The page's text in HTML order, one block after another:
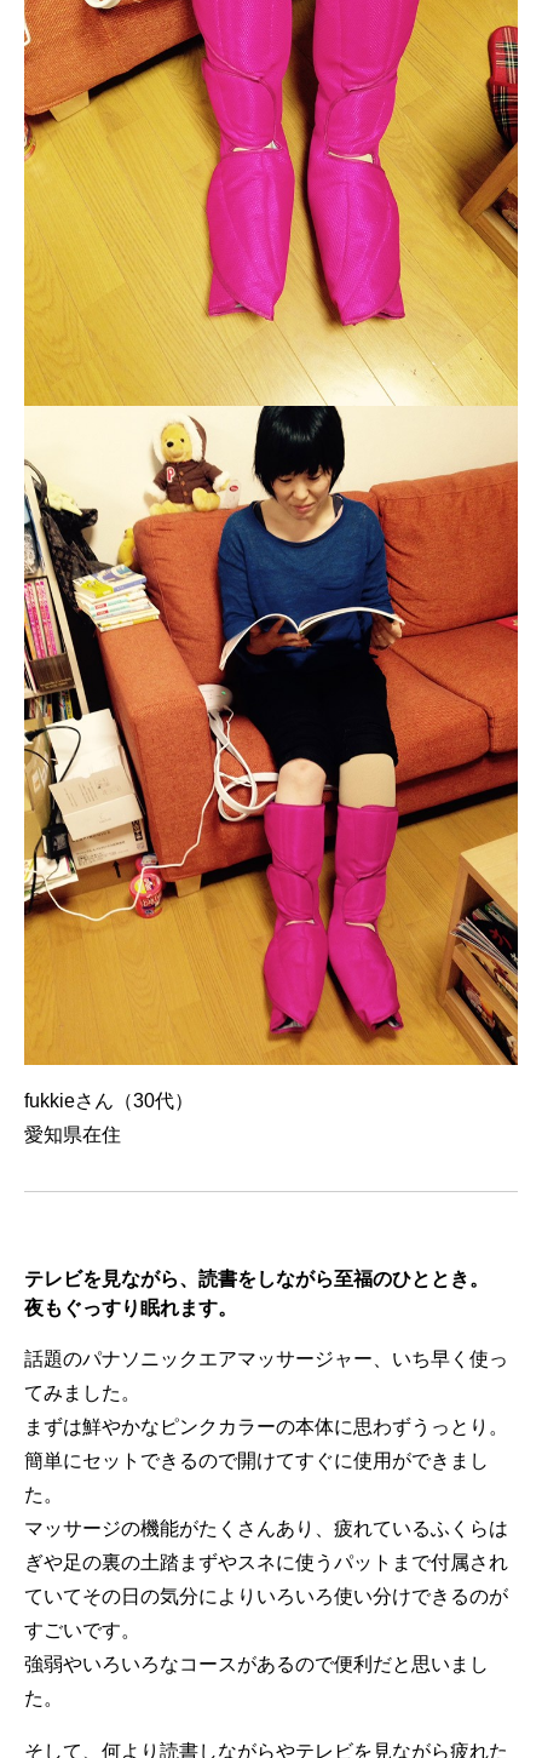
fukkieさん（30代）
愛知県在住
テレビを見ながら、読書をしながら至福のひととき。
夜もぐっすり眠れます。
話題のパナソニックエアマッサージャー、いち早く使っ
てみました。
まずは鮮やかなピンクカラーの本体に思わずうっとり。
簡単にセットできるので開けてすぐに使用ができまし
た。
マッサージの機能がたくさんあり、疲れているふくらは
ぎや足の裏の土踏まずやスネに使うパットまで付属され
ていてその日の気分によりいろいろ使い分けできるのが
すごいです。
強弱やいろいろなコースがあるので便利だと思いまし
た。
そして、何より読書しながらやテレビを見ながら疲れた